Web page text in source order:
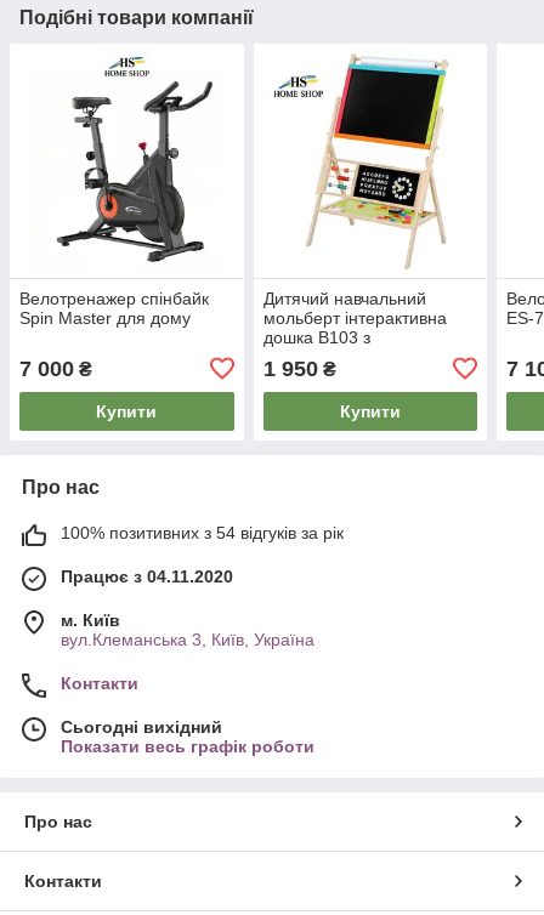
Подібні товари компанії
Велотренажер спінбайк
Spin Master для дому
7 000 ₴
Купити
Дитячий навчальний
мольберт інтерактивна
дошка В103 з
1 950₴
Купити
ES-
7
Про нас
100% позитивних з 54 відгуків за рік
Працює з 04.11.2020
м. Київ
вул.Клеманська 3, Київ, Україна
Контакти
Сьогодні вихідний
Показати весь графік роботи
Про нас
Контакти